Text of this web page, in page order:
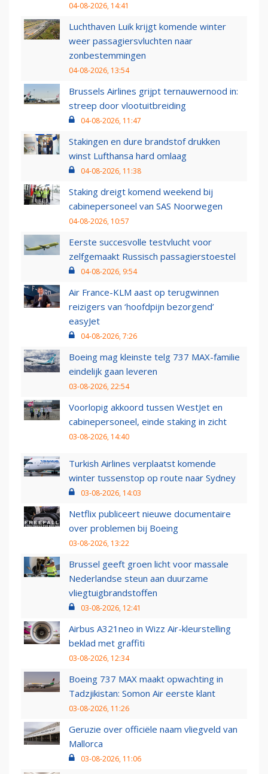
04-08-2026, 14:41
Luchthaven Luik krijgt komende winter
weer passagiersvluchten naar
zonbestemmingen
04-08-2026, 13:54
Brussels Airlines grijpt ternauwernood in:
streep door vlootuitbreiding
04-08-2026, 11:47
Stakingen en dure brandstof drukken
winst Lufthansa hard omlaag
04-08-2026, 11:38
Staking dreigt komend weekend bij
cabinepersoneel van SAS Noorwegen
04-08-2026, 10:57
Eerste succesvolle testvlucht voor
zelfgemaakt Russisch passagierstoestel
04-08-2026, 9:54
Air France-KLM aast op terugwinnen
reizigers van ‘hoofdpijn bezorgend’
easyJet
04-08-2026, 7:26
Boeing mag kleinste telg 737 MAX-familie
eindelijk gaan leveren
03-08-2026, 22:54
Voorlopig akkoord tussen WestJet en
cabinepersoneel, einde staking in zicht
03-08-2026, 14:40
Turkish Airlines verplaatst komende
winter tussenstop op route naar Sydney
03-08-2026, 14:03
Netflix publiceert nieuwe documentaire
over problemen bij Boeing
03-08-2026, 13:22
Brussel geeft groen licht voor massale
Nederlandse steun aan duurzame
vliegtuigbrandstoffen
03-08-2026, 12:41
Airbus A321neo in Wizz Air-kleurstelling
beklad met graffiti
03-08-2026, 12:34
Boeing 737 MAX maakt opwachting in
Tadzjikistan: Somon Air eerste klant
03-08-2026, 11:26
Geruzie over officiële naam vliegveld van
Mallorca
03-08-2026, 11:06